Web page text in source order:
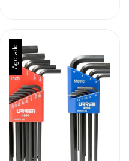
Agotado